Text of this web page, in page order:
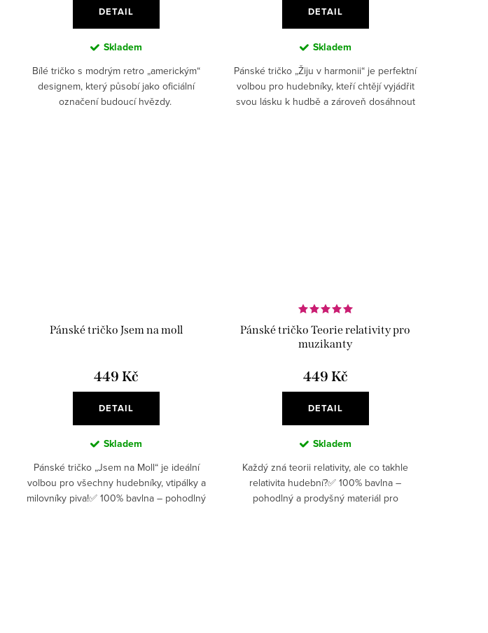
DETAIL
Skladem
Bílé tričko s modrým retro „americkým“
designem, který působí jako oficiální
označení budoucí hvězdy.
DETAIL
Skladem
Pánské tričko „Žiju v harmonii“ je perfektní
volbou pro hudebníky, kteří chtějí vyjádřit
svou lásku k hudbě a zároveň dosáhnout
Pánské tričko Jsem na moll
449 Kč
DETAIL
Skladem
Pánské tričko „Jsem na Moll“ je ideální
volbou pro všechny hudebníky, vtipálky a
milovníky piva!✅ 100% bavlna – pohodlný
Pánské tričko Teorie relativity pro
muzikanty
449 Kč
DETAIL
Skladem
Každý zná teorii relativity, ale co takhle
relativita hudební?✅ 100% bavlna –
pohodlný a prodyšný materiál pro